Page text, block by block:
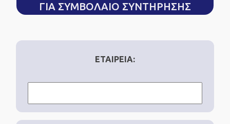
ΓΙΑ ΣΥΜΒΟΛΑΙΟ ΣΥΝΤΗΡΗΣΗΣ
ΕΤΑΙΡΕΙΑ: